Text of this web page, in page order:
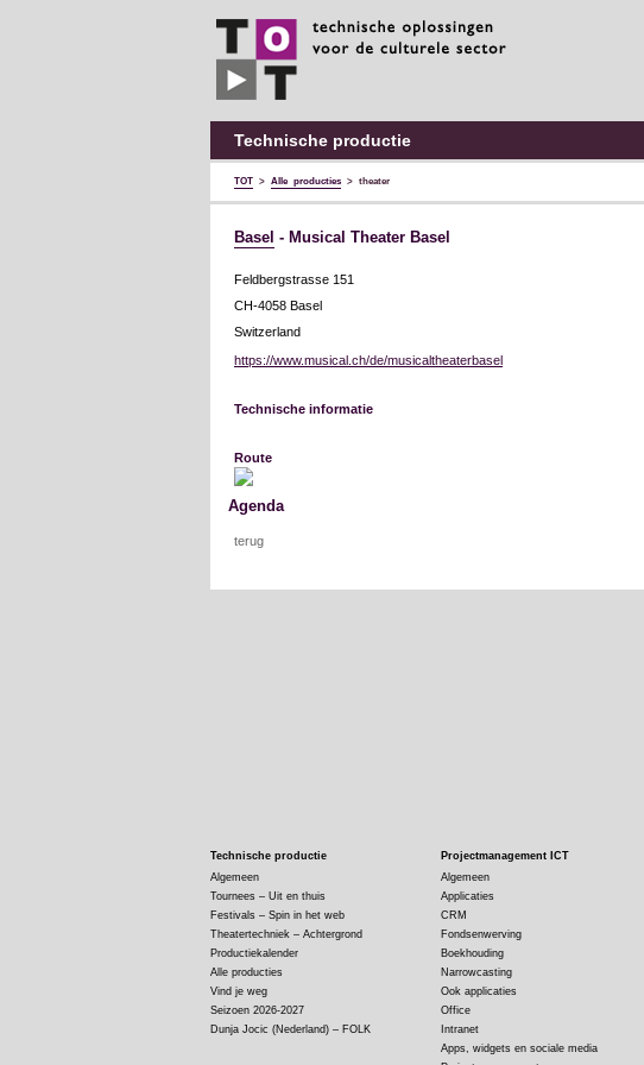
voor
culturele
sector
Technische productie
TOT > Alle producties > theater
Basel - Musical Theater Basel
Feldbergstrasse 151
CH-4058 Basel
Switzerland
https://www.musical.ch/de/musicaltheaterbasel
Technische informatie
Route
Agenda
terug
Technische productie
Algemeen
Tournees – Uit en thuis
Festivals – Spin in het web
Theatertechniek – Achtergrond
Productiekalender
Alle producties
Vind je weg
Seizoen 2026-2027
Dunja Jocic (Nederland) – FOLK
Projectmanagement ICT
Algemeen
Applicaties
CRM
Fondsenwerving
Boekhouding
Narrowcasting
Ook applicaties
Office
Intranet
Apps, widgets en sociale media